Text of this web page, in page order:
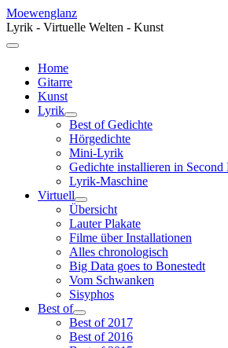
Moewenglanz
Lyrik - Virtuelle Welten - Kunst
Home
Gitarre
Kunst
Lyrik
Best of Gedichte
Hörgedichte
Mini-Lyrik
Gedichte installieren in Second
Lyrik-Maschine
Virtuell
Übersicht
Lauter Plakate
Filme über Installationen
Alles chronologisch
Big Data goes to Bonestedt
Vom Schwanken
Sisyphos
Best of
Best of 2017
Best of 2016